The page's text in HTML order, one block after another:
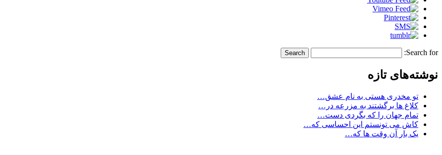
Search for:
نوشته‌های تازه
تو مخدری هستی به نام عشق…
کلاغ ها برگشتند به مزرعه در…
تمام جهان را که بگردی دست…
کاش می تونستم این احساسی که…
یک بار آن وقت ها که…